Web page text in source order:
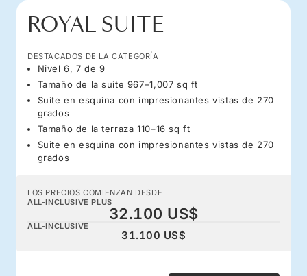
ROYAL SUITE
DESTACADOS DE LA CATEGORÍA
Nivel 6, 7 de 9
Tamaño de la suite 967–1,007 sq ft
Suite en esquina con impresionantes vistas de 270
grados
Tamaño de la terraza 110–16 sq ft
Suite en esquina con impresionantes vistas de 270
grados
LOS PRECIOS COMIENZAN DESDE
ALL-INCLUSIVE PLUS
32.100 US$
ALL-INCLUSIVE
31.100 US$